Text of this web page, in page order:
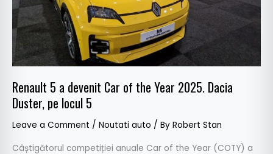
Renault 5 a devenit Car of the Year 2025. Dacia
Duster, pe locul 5
Leave a Comment / Noutati auto / By Robert Stan
Câștigătorul competiției anuale Car of the Year (COTY) a
of
the
Year
2025.
Duster,
pe
5